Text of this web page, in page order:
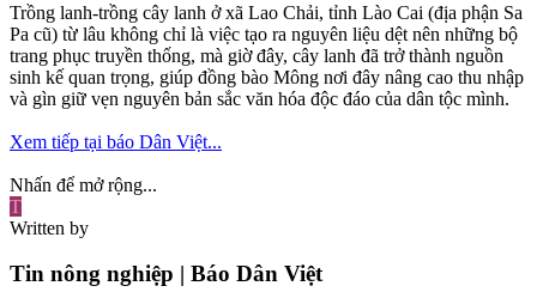
Trồng lanh-trồng cây lanh ở xã Lao Chải, tỉnh Lào Cai (địa phận Sa
Pa cũ) từ lâu không chỉ là việc tạo ra nguyên liệu dệt nên những bộ
trang phục truyền thống, mà giờ đây, cây lanh đã trở thành nguồn
sinh kế quan trọng, giúp đồng bào Mông nơi đây nâng cao thu nhập
và gìn giữ vẹn nguyên bản sắc văn hóa độc đáo của dân tộc mình.
Xem tiếp tại báo Dân Việt...
Nhấn để mở rộng...
T
Written by
Tin nông nghiệp | Báo Dân Việt